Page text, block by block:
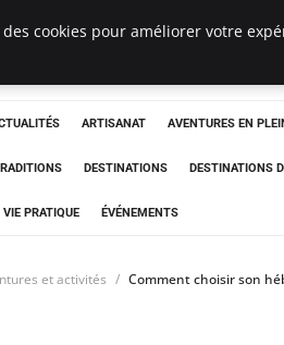
Co
ARTISANAT AVENTURES EN
DESTINATIONS DESTINATIONS
VIE PRATIQUE ÉVÉNEMENTS
et activités Comment choisir son
cookies pour améliorer votre